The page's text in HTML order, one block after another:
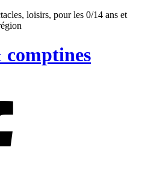
loisirs, pour les 0/14 ans et